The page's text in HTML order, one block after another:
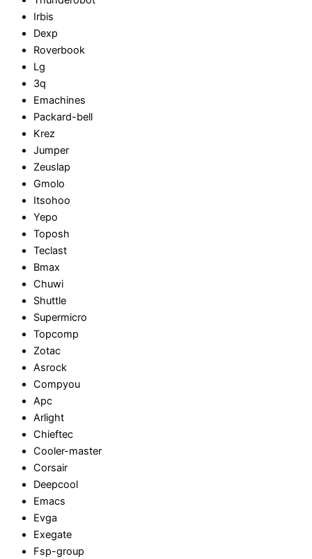
Irbis
Dexp
Roverbook
Lg
3q
Emachines
Packard-bell
Krez
Jumper
Zeuslap
Gmolo
Itsohoo
Yepo
Toposh
Teclast
Bmax
Chuwi
Shuttle
Supermicro
Topcomp
Zotac
Asrock
Compyou
Apc
Arlight
Chieftec
Cooler-master
Corsair
Deepcool
Emacs
Evga
Exegate
Fsp-group